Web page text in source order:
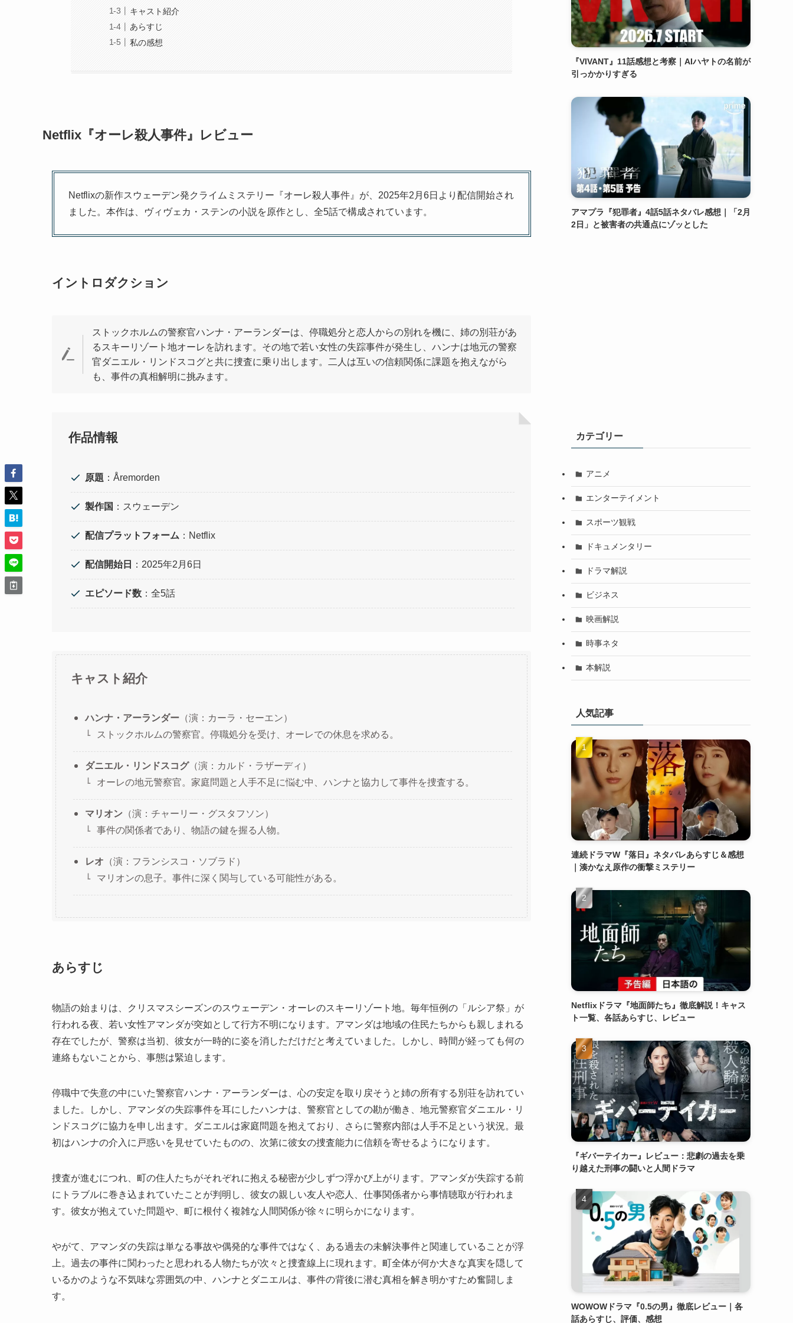
キャスト紹介
あらすじ
私の感想
Netflix『オーレ殺人事件』レビュー
Netflixの新作スウェーデン発クライムミステリー『オーレ殺人事件』が、2025年2月6日より配信開始され
ました。本作は、ヴィヴェカ・ステンの小説を原作とし、全5話で構成されています。
イントロダクション
ストックホルムの警察官ハンナ・アーランダーは、停職処分と恋人からの別れを機に、姉の別荘があ
るスキーリゾート地オーレを訪れます。その地で若い女性の失踪事件が発生し、ハンナは地元の警察
官ダニエル・リンドスコグと共に捜査に乗り出します。二人は互いの信頼関係に課題を抱えながら
も、事件の真相解明に挑みます。
作品情報
原題 ：Åremorden
製作国 ：スウェーデン
配信プラットフォーム ：Netflix
配信開始日 ：2025年2月6日
エピソード数 ：全5話
キャスト紹介
ハンナ・アーランダー （演：カーラ・セーエン）
ストックホルムの警察官。停職処分を受け、オーレでの休息を求める。
ダニエル・リンドスコグ（演：カルド・ラザーディ）
オーレの地元警察官。家庭問題と人手不足に悩む中、ハンナと協力して事件を捜査する。
マリオン （演：チャーリー・グスタフソン）
事件の関係者であり、物語の鍵を握る人物。
レオ （演：フランシスコ・ソブラド）
マリオンの息子。事件に深く関与している可能性がある。
あらすじ
物語の始まりは、クリスマスシーズンのスウェーデン・オーレのスキーリゾート地。毎年恒例の「ルシア祭」が
行われる夜、若い女性アマンダが突如として行方不明になります。アマンダは地域の住民たちからも親しまれる
存在でしたが、警察は当初、彼女が一時的に姿を消しただけだと考えていました。しかし、時間が経っても何の
連絡もないことから、事態は緊迫します。
停職中で失意の中にいた警察官ハンナ・アーランダーは、心の安定を取り戻そうと姉の所有する別荘を訪れてい
ました。しかし、アマンダの失踪事件を耳にしたハンナは、警察官としての勘が働き、地元警察官ダニエル・リ
ンドスコグに協力を申し出ます。ダニエルは家庭問題を抱えており、さらに警察内部は人手不足という状況。最
初はハンナの介入に戸惑いを見せていたものの、次第に彼女の捜査能力に信頼を寄せるようになります。
捜査が進むにつれ、町の住人たちがそれぞれに抱える秘密が少しずつ浮かび上がります。アマンダが失踪する前
にトラブルに巻き込まれていたことが判明し、彼女の親しい友人や恋人、仕事関係者から事情聴取が行われま
す。彼女が抱えていた問題や、町に根付く複雑な人間関係が徐々に明らかになります。
やがて、アマンダの失踪は単なる事故や偶発的な事件ではなく、ある過去の未解決事件と関連していることが浮
上。過去の事件に関わったと思われる人物たちが次々と捜査線上に現れます。町全体が何か大きな真実を隠して
いるかのような不気味な雰囲気の中、ハンナとダニエルは、事件の背後に潜む真相を解き明かすため奮闘しま
す。
『VIVANT』11話感想と考察｜AIハヤトの名前が
引っかかりすぎる
アマプラ『犯罪者』4話5話ネタバレ感想｜「2月
2日」と被害者の共通点にゾッとした
カテゴリー
アニメ
エンターテイメント
スポーツ観戦
ドキュメンタリー
ドラマ解説
ビジネス
映画解説
時事ネタ
本解説
人気記事
連続ドラマW『落日』ネタバレあらすじ＆感想
｜湊かなえ原作の衝撃ミステリー
Netflixドラマ『地面師たち』徹底解説！キャス
ト一覧、各話あらすじ、レビュー
『ギバーテイカー』レビュー：悲劇の過去を乗
り越えた刑事の闘いと人間ドラマ
WOWOWドラマ『0.5の男』徹底レビュー｜各
話あらすじ、評価、感想